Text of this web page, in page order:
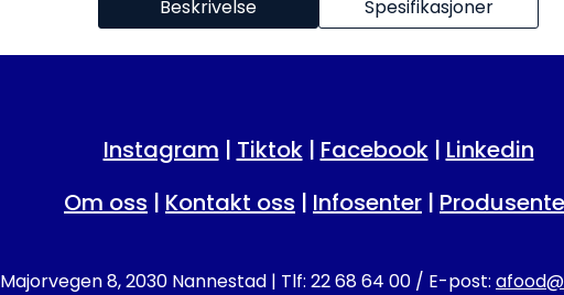
Beskrivelse Spesifikasjoner
Instagram | Tiktok| Facebook| Linkedin
Om oss | Kontakt oss | Infosenter |
Majorvegen 8, 2030 Nannestad | Tlf: 22 68 64 00 / E-post: